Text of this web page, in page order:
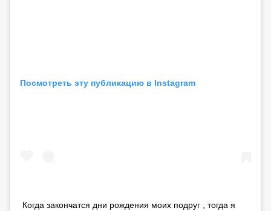
Посмотреть эту публикацию в Instagram
Когда закончатся дни рождения моих подруг , тогда я